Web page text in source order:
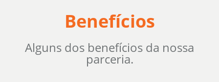
Benefícios
Alguns dos benefícios da nossa
parceria.